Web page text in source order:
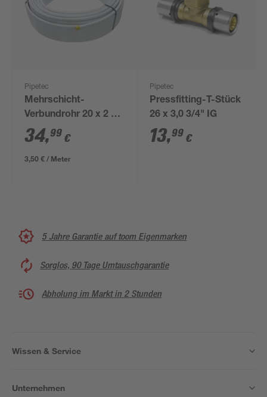
Pipetec
Mehrschicht-
Verbundrohr 20 x 2 x
10000 mm
34,99 €
3,50 € / Meter
Pipetec
Pressfitting-T-Stück
26 x 3,0 3/4" IG
13,99 €
5 Jahre Garantie auf toom Eigenmarken
Sorglos, 90 Tage Umtauschgarantie
Abholung im Markt in 2 Stunden
Wissen & Service
Unternehmen